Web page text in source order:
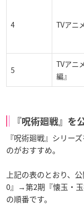
4 TVアニ
5
TVアニ
編』
『呪術廻戦』を
『呪術廻戦』シリー
のがおすすめ。
上記の表のとおり、
0』→第2期『懐玉・
の順番です。